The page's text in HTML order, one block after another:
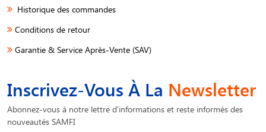
Historique des commandes
Conditions de retour
Garantie & Service Après-Vente (SAV)
Inscrivez-Vous À La Newsletter
Abonnez-vous à notre lettre d'informations et reste informés des
nouveautés SAMFI